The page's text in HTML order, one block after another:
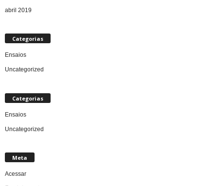
abril 2019
Categorias
Ensaios
Uncategorized
Categorias
Ensaios
Uncategorized
Meta
Acessar